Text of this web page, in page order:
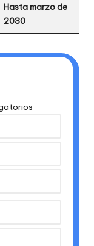
Hasta marzo de
2030